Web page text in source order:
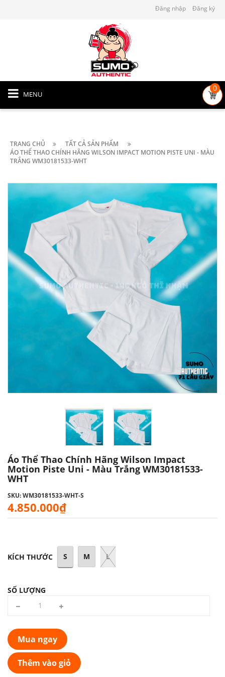
Đăng nhập Đăng ký
MENU
0
TRANG CHỦ
TẤT CẢ SẢN PHẨM
ÁO THỂ THAO CHÍNH HÃNG WILSON IMPACT MOTION PISTE UNI - MÀU
TRẮNG WM30181533-WHT
Áo Thể Thao Chính Hãng Wilson Impact
Motion Piste Uni - Màu Trắng WM30181533-
WHT
SKU: WM30181533-WHT-S
4.850.000₫
KÍCH THƯỚC S M L
SỐ LƯỢNG
Mua ngay
Thêm vào giỏ